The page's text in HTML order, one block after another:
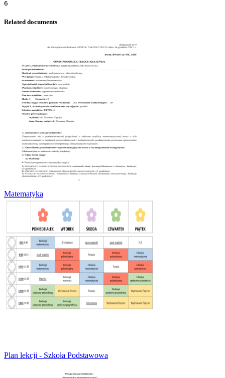
Related documents
Matematyka
Plan lekcji - Szkoła Podstawowa